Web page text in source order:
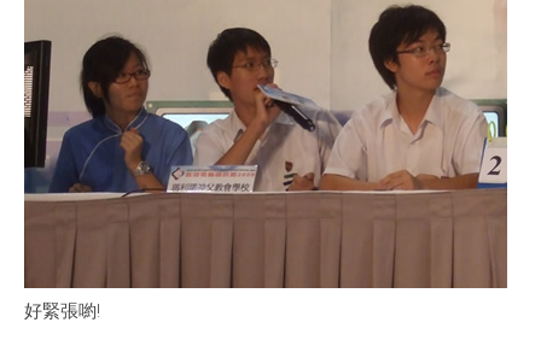
好緊張喲!